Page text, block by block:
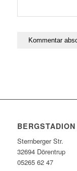
Sternberger Str.
32694 Dörentrup
05265 62 47